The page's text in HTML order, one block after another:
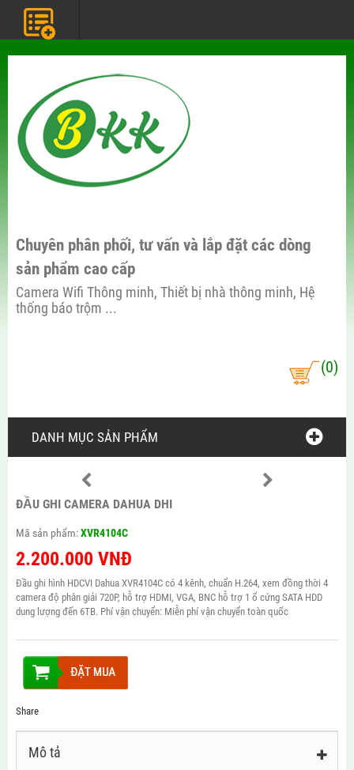
Chuyên phân phối, tư vấn và lắp đặt các dòng
sản phẩm cao cấp
Camera Wifi Thông minh, Thiết bị nhà thông minh, Hệ
thống báo trộm ...
(0)
DANH MỤC SẢN PHẨM
ĐẦU GHI CAMERA DAHUA DHI
Mã sản phẩm:XVR4104C
2.200.000 VNĐ
Đầu ghi hình HDCVI Dahua XVR4104C có 4 kênh, chuẩn H.264, xem đồng thời 4
camera độ phân giải 720P, hỗ trợ HDMI, VGA, BNC hỗ trợ 1 ổ cứng SATA HDD
dung lượng đến 6TB. Phí vận chuyển: Miễn phí vận chuyển toàn quốc
Share
Mô tả